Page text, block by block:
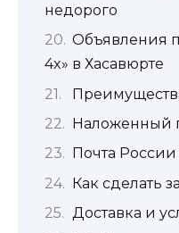
недорого
Объявления
4x» в Хасавюрте
Наложенный
​Почта России
Как сделать
Доставка и